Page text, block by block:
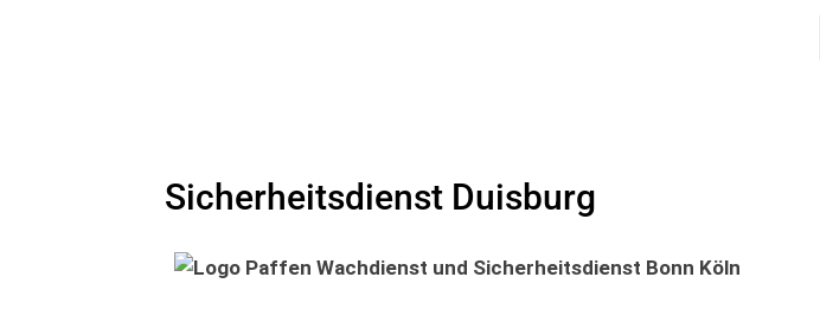
Sicherheitsdienst Duisburg